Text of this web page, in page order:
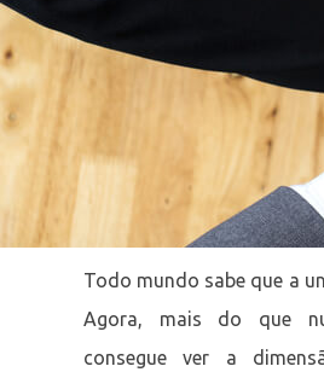
Todo mundo sabe que a
Agora, mais do que
consegue ver a